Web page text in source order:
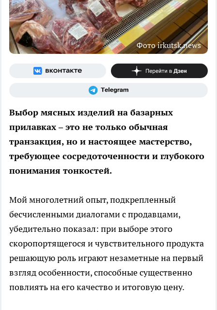
Фото irkutsk.news
Выбор мясных изделий на базарных
прилавках – это не только обычная
транзакция, но и настоящее мастерство,
требующее сосредоточенности и глубокого
понимания тонкостей.
Мой многолетний опыт, подкрепленный
бесчисленными диалогами с продавцами,
убедительно показал: при выборе этого
скоропортящегося и чувствительного продукта
решающую роль играют незаметные на первый
взгляд особенности, способные существенно
повлиять на его качество и итоговую цену.